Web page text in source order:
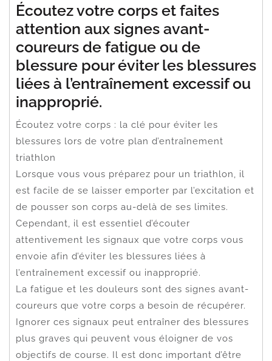
Écoutez votre corps et faites
attention aux signes avant-
coureurs de fatigue ou de
blessure pour éviter les blessures
liées à l’entraînement excessif ou
inapproprié.
Écoutez votre corps : la clé pour éviter les
blessures lors de votre plan d’entraînement
triathlon
Lorsque vous vous préparez pour un triathlon, il
est facile de se laisser emporter par l’excitation et
de pousser son corps au-delà de ses limites.
Cependant, il est essentiel d’écouter
attentivement les signaux que votre corps vous
envoie afin d’éviter les blessures liées à
l’entraînement excessif ou inapproprié.
La fatigue et les douleurs sont des signes avant-
coureurs que votre corps a besoin de récupérer.
Ignorer ces signaux peut entraîner des blessures
plus graves qui peuvent vous éloigner de vos
objectifs de course. Il est donc important d’être